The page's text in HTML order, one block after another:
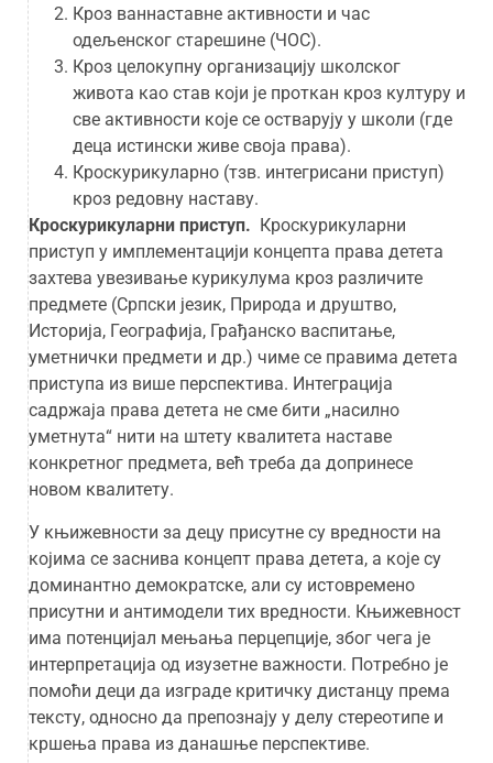
Кроз ваннаставне активности и час
одељенског старешине (ЧОС).
Кроз целокупну организацију школског
живота као став који је проткан кроз културу и
све активности које се остварују у школи (где
деца истински живе своја права).
Кроскурикуларно (тзв. интегрисани приступ)
кроз редовну наставу.
Кроскурикуларни приступ.
Кроскурикуларни
приступ у имплементацији концепта права детета
захтева увезивање курикулума кроз различите
предмете (Српски језик, Природа и друштво,
Историја, Географија, Грађанско васпитање,
уметнички предмети и др.) чиме се правима детета
приступа из више перспектива. Интеграција
садржаја права детета не сме бити „насилно
уметнута“ нити на штету квалитета наставе
конкретног предмета, већ треба да допринесе
новом квалитету.
У књижевности за децу присутне су вредности на
којима се заснива концепт права детета, а које су
доминантно демократске, али су истовремено
присутни и антимодели тих вредности. Књижевност
има потенцијал мењања перцепције, због чега је
интерпретација од изузетне важности. Потребно је
помоћи деци да изграде критичку дистанцу према
тексту, односно да препознају у делу стереотипе и
кршења права из данашње перспективе.